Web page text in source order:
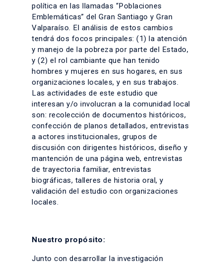
política en las llamadas “Poblaciones
Emblemáticas” del Gran Santiago y Gran
Valparaíso. El análisis de estos cambios
tendrá dos focos principales: (1) la atención
y manejo de la pobreza por parte del Estado,
y (2) el rol cambiante que han tenido
hombres y mujeres en sus hogares, en sus
organizaciones locales, y en sus trabajos.
Las actividades de este estudio que
interesan y/o involucran a la comunidad local
son: recolección de documentos históricos,
confección de planos detallados, entrevistas
a actores institucionales, grupos de
discusión con dirigentes históricos, diseño y
mantención de una página web, entrevistas
de trayectoria familiar, entrevistas
biográficas, talleres de historia oral, y
validación del estudio con organizaciones
locales.
Nuestro propósito:
Junto con desarrollar la investigación